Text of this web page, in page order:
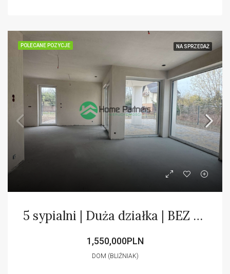
POLECANE POZYCJE NA SPRZEDAŻ
5 sypialni | Duża działka | BEZ PCC | Bez Prowizji
1,550,000PLN
DOM (BLIŹNIAK)